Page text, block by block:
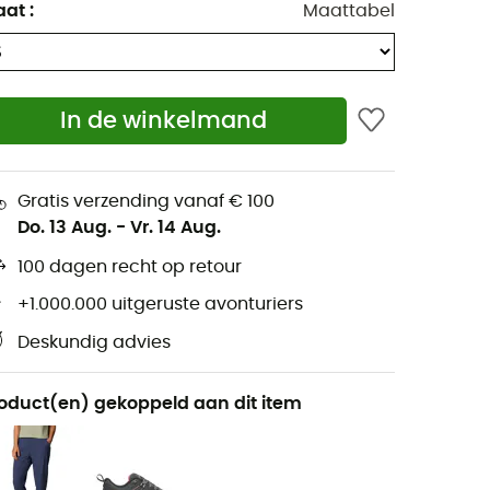
: Maattabel
In de winkelmand
Gratis verzending vanaf € 100
Do. 13 Aug. - Vr. 14 Aug.
100 dagen recht op retour
+1.000.000 uitgeruste avonturiers
Deskundig advies
gekoppeld aan dit item